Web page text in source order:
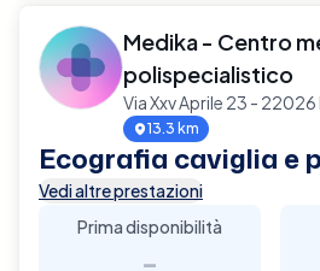
Medika - Centro
polispecialistico
Via Xxv Aprile 23 -
13.3 km
Ecografia caviglia e
Vedi altre prestazioni
Prima disponibilità
-